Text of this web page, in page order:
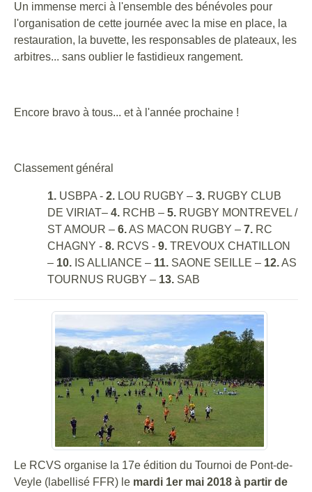
Un immense merci à l'ensemble des bénévoles pour
l'organisation de cette journée avec la mise en place, la
restauration, la buvette, les responsables de plateaux, les
arbitres... sans oublier le fastidieux rangement.
Encore bravo à tous... et à l'année prochaine !
Classement général
1. USBPA - 2. LOU RUGBY – 3. RUGBY CLUB
DE VIRIAT– 4. RCHB – 5. RUGBY MONTREVEL /
ST AMOUR – 6.AS MACON RUGBY – 7. RC
CHAGNY - 8. RCVS - 9. TREVOUX CHATILLON
– 10. IS ALLIANCE – 11. SAONE SEILLE – 12.AS
TOURNUS RUGBY – 13. SAB
Le RCVS organise la 17e édition du Tournoi de Pont-de-
Veyle (labellisé FFR) le mardi 1er mai 2018 à partir de